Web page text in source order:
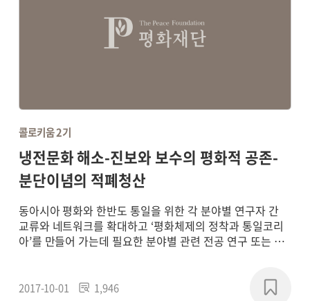
콜로키움 2기
냉전문화 해소-진보와 보수의 평화적 공존-
분단이념의 적폐청산
동아시아 평화와 한반도 통일을 위한 각 분야별 연구자 간
교류와 네트워크를 확대하고 ‘평화체제의 정착과 통일코리
아’를 만들어 가는데 필요한 분야별 관련 전공 연구 또는 학
2017~2018년에 연구 프로젝트를 진행했습니다.
2017-10-01 1,946